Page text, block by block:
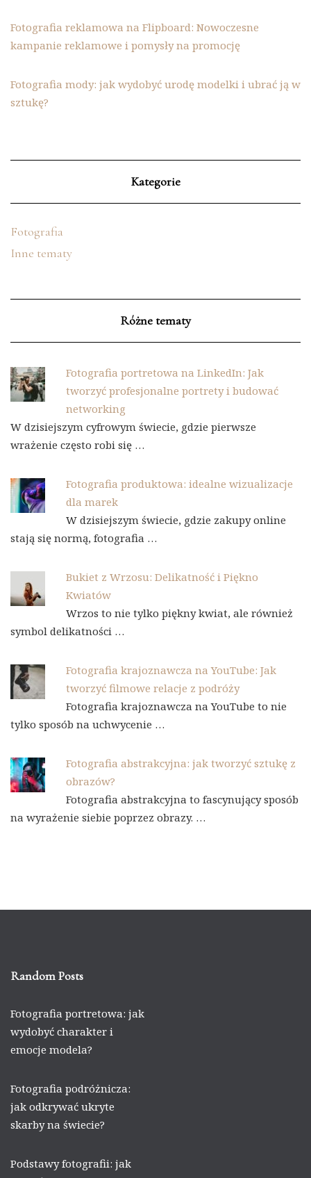
Fotografia reklamowa na Flipboard: Nowoczesne
kampanie reklamowe i pomysły na promocję
Fotografia mody: jak wydobyć urodę modelki i ubrać ją w
sztukę?
Kategorie
Fotografia
Inne tematy
Różne tematy
Fotografia portretowa na LinkedIn: Jak
tworzyć profesjonalne portrety i budować
networking
W dzisiejszym cyfrowym świecie, gdzie pierwsze
wrażenie często robi się …
Fotografia produktowa: idealne wizualizacje
dla marek
W dzisiejszym świecie, gdzie zakupy online
stają się normą, fotografia …
Bukiet z Wrzosu: Delikatność i Piękno
Kwiatów
Wrzos to nie tylko piękny kwiat, ale również
symbol delikatności …
Fotografia krajoznawcza na YouTube: Jak
tworzyć filmowe relacje z podróży
Fotografia krajoznawcza na YouTube to nie
tylko sposób na uchwycenie …
Fotografia abstrakcyjna: jak tworzyć sztukę z
obrazów?
Fotografia abstrakcyjna to fascynujący sposób
na wyrażenie siebie poprzez obrazy. …
Random Posts
Fotografia portretowa: jak
wydobyć charakter i
emocje modela?
Fotografia podróżnicza:
jak odkrywać ukryte
skarby na świecie?
Podstawy fotografii: jak